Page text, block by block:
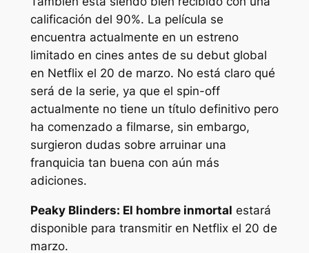
calificación del 90%. La película se
encuentra actualmente en un estreno
limitado en cines antes de su debut global
en Netflix el 20 de marzo. No está claro qué
será de la serie, ya que el spin-off
actualmente no tiene un título definitivo pero
ha comenzado a filmarse, sin embargo,
surgieron dudas sobre arruinar una
franquicia tan buena con aún más
adiciones.
Peaky Blinders: El hombre inmortal estará
disponible para transmitir en Netflix el 20 de
marzo.